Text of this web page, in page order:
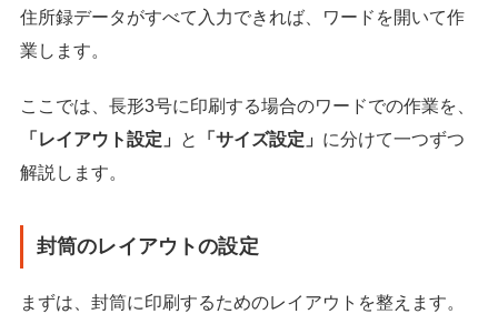
住所録データがすべて入力できれば、ワードを開いて作
業します。
ここでは、長形3号に印刷する場合のワードでの作業を、
「レイアウト設定」
と 「サイズ設定」 に分けて一つずつ
解説します。
封筒のレイアウトの設定
まずは、封筒に印刷するためのレイアウトを整えます。